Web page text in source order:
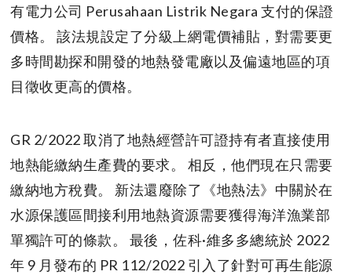
有電力公司 Perusahaan Listrik Negara 支付的保證
價格。 該法規設定了分級上網電價補貼，對需要更
多時間勘探和開發的地熱發電廠以及偏遠地區的項
目徵收更高的價格。
GR 2/2022 取消了地熱經營許可證持有者直接使用
地熱能繳納生產費的要求。 相反，他們現在只需要
繳納地方稅費。 新法還廢除了《地熱法》中關於在
水源保護區間接利用地熱資源需要獲得海洋漁業部
單獨許可的條款。 最後，佐科·維多多總統於 2022
年 9 月發布的 PR 112/2022 引入了針對可再生能源